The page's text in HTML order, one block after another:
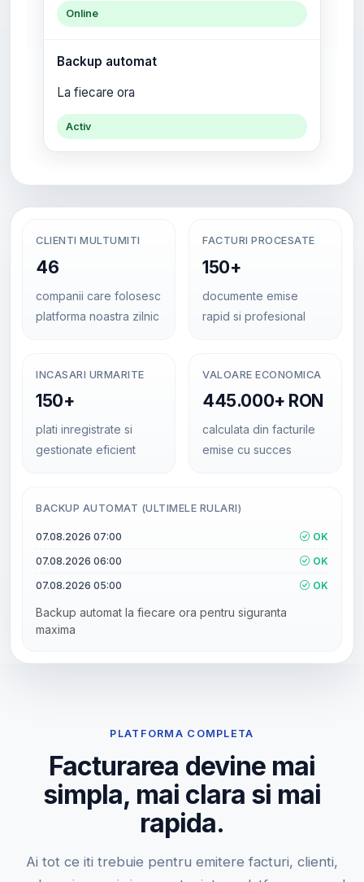
Online
Backup automat
La fiecare ora
Activ
CLIENTI MULTUMITI
46
companii care folosesc
platforma noastra zilnic
FACTURI PROCESATE
150+
documente emise
rapid si profesional
INCASARI URMARITE
150+
plati inregistrate si
gestionate eficient
VALOARE ECONOMICA
445.000+ RON
calculata din facturile
emise cu succes
BACKUP AUTOMAT (ULTIMELE RULARI)
07.08.2026 07:00
OK
07.08.2026 06:00
OK
07.08.2026 05:00
OK
Backup automat la fiecare ora pentru siguranta
maxima
PLATFORMA COMPLETA
Facturarea devine mai
simpla, mai clara si mai
rapida.
Ai tot ce iti trebuie pentru emitere facturi, clienti,